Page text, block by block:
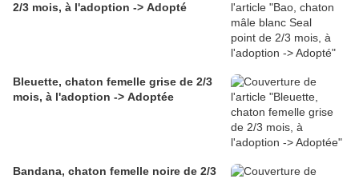
2/3 mois, à l'adoption -> Adopté
Bleuette, chaton femelle grise de 2/3
mois, à l'adoption -> Adoptée
Bandana, chaton femelle noire de 2/3